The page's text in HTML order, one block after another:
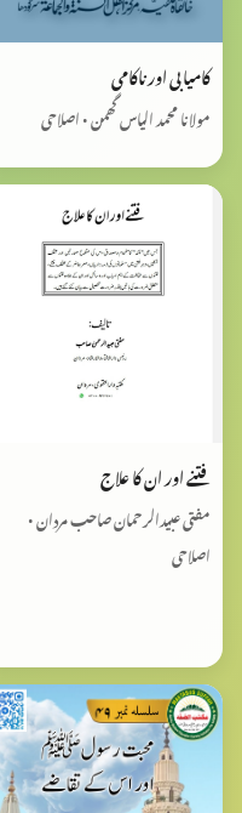
کامیابی اور ناکامی
مولانا محمد الیاس گھمن • اصلاحی
فتنے اور ان کا علاج
مفتی عبیدالرحمان صاحب مردان •
اصلاحی